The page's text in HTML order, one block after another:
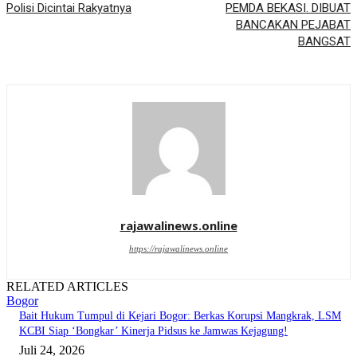
Polisi Dicintai Rakyatnya
PEMDA BEKASI. DIBUAT
BANCAKAN PEJABAT
BANGSAT
rajawalinews.online
https://rajawalinews.online
RELATED ARTICLES
Bogor
Bait Hukum Tumpul di Kejari Bogor: Berkas Korupsi Mangkrak, LSM
KCBI Siap ‘Bongkar’ Kinerja Pidsus ke Jamwas Kejagung!
Juli 24, 2026